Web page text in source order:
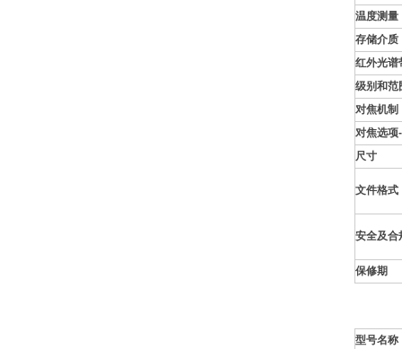
温度测量
存储介质
红外光谱
级别和范
对焦机制
对焦选项
尺寸
文件格式
安全及合
保修期
型号名称